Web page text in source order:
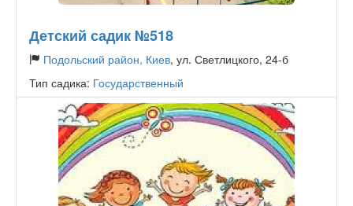
Детский садик №518
Подольский район, Киев, ул. Светлицкого, 24-б
Тип садика: Государственный